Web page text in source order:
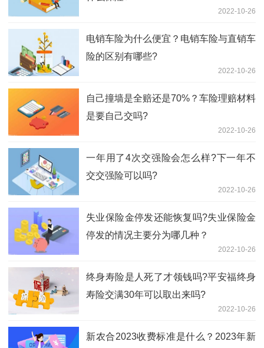
2022-10-26
电销车险为什么便宜？电销车险与直销车
险的区别有哪些?
2022-10-26
自己撞墙是全赔还是70%？车险理赔材料
是要自己交吗?
2022-10-26
一年用了4次交强险会怎么样?下一年不
交交强险可以吗?
2022-10-26
失业保险金停发还能恢复吗?失业保险金
停发的情况主要分为哪几种？
2022-10-26
终身寿险是人死了才领钱吗?平安福终身
寿险交满30年可以取出来吗?
2022-10-26
新农合2023收费标准是什么？2023年新